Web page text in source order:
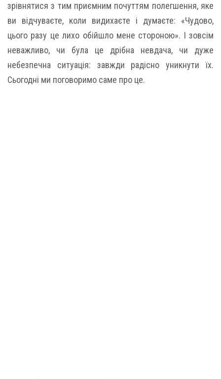
зрівнятися з тим приємним почуттям полегшення, яке
ви відчуваєте, коли видихаєте і думаєте: «Чудово,
цього разу це лихо обійшло мене стороною». І зовсім
неважливо, чи була це дрібна невдача, чи дуже
небезпечна ситуація: завжди радісно уникнути їх.
Сьогодні ми поговоримо саме про це.